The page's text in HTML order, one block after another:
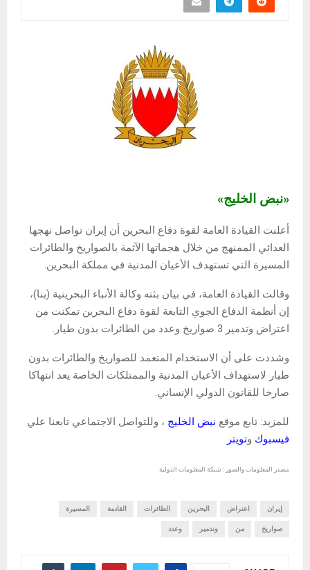
«نبض الخليج»
أعلنت القيادة العامة لقوة دفاع البحرين أن إيران تواصل نهجها
العدائي الممنهج من خلال هجماتها الآثمة بالصواريخ والطائرات
المسيرة التي تستهدف الأعيان المدنية في مملكة البحرين.
وقالت القيادة العامة، في بيان بثته وكالة الأنباء البحرينية (بنا)،
إن أنظمة الدفاع الجوي التابعة لقوة دفاع البحرين تمكنت من
اعتراض وتدمير 3 صواريخ وعدد من الطائرات بدون طيار.
وشددت على أن الاستخدام المتعمد للصواريخ والطائرات بدون
طيار لاستهداف الأعيان المدنية والممتلكات الخاصة يعد انتهاكا
صارخا للقانون الدولي الإنساني.
للمزيد: تابع موقع نبض الخليج ، وللتواصل الاجتماعي تابعنا علي
فيسبوك وتويتر
مصدر المعلومات والصور : شبكة المعلومات الدولية
إيران اعتراض البحرين الطائرات القادمة المسيرة
صواريخ من وتدمير وعدد